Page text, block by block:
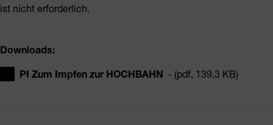
ist nicht erforderlich.
Downloads:
PI Zum Impfen zur HOCHBAHN - (pdf, 139,3 KB)